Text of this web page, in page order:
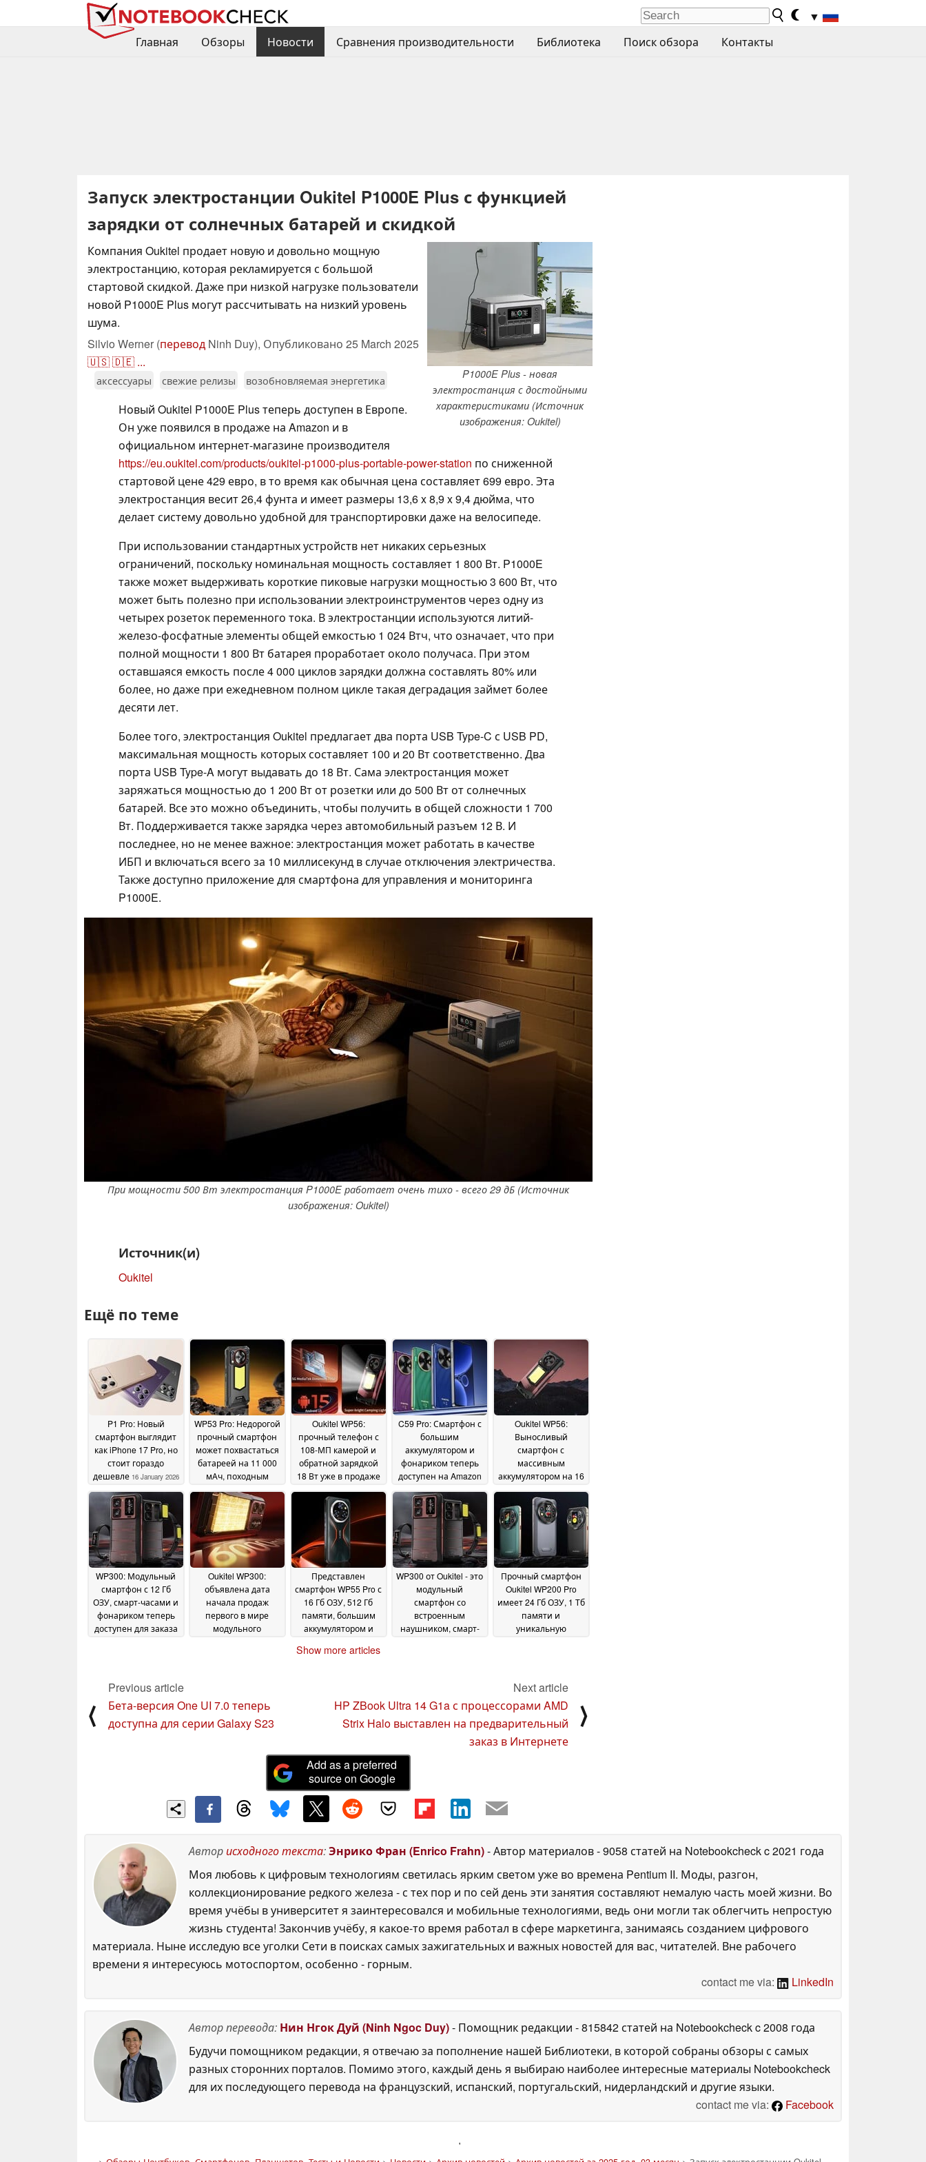
▼
Главная
Обзоры Новости Сравнения производительности Библиотека Поиск обзора Контакты
Запуск электростанции Oukitel P1000E Plus с функцией
зарядки от солнечных батарей и скидкой
P1000E Plus - новая
электростанция с достойными
характеристиками (Источник
изображения: Oukitel)
Компания Oukitel продает новую и довольно мощную
электростанцию, которая рекламируется с большой
стартовой скидкой. Даже при низкой нагрузке пользователи
новой P1000E Plus могут рассчитывать на низкий уровень
шума.
Silvio Werner (перевод Ninh Duy), Опубликовано 25 March 2025
🇺🇸🇩🇪 ...
аксессуары свежие релизы возобновляемая энергетика
Новый Oukitel P1000E Plus теперь доступен в Европе.
Он уже появился в продаже на Amazon и в
официальном интернет-магазине производителя
https://eu.oukitel.com/products/oukitel-p1000-plus-portable-power-station по сниженной
стартовой цене 429 евро, в то время как обычная цена составляет 699 евро. Эта
электростанция весит 26,4 фунта и имеет размеры 13,6 x 8,9 x 9,4 дюйма, что
делает систему довольно удобной для транспортировки даже на велосипеде.
При использовании стандартных устройств нет никаких серьезных
ограничений, поскольку номинальная мощность составляет 1 800 Вт. P1000E
также может выдерживать короткие пиковые нагрузки мощностью 3 600 Вт, что
может быть полезно при использовании электроинструментов через одну из
четырех розеток переменного тока. В электростанции используются литий-
железо-фосфатные элементы общей емкостью 1 024 Втч, что означает, что при
полной мощности 1 800 Вт батарея проработает около получаса. При этом
оставшаяся емкость после 4 000 циклов зарядки должна составлять 80% или
более, но даже при ежедневном полном цикле такая деградация займет более
десяти лет.
Более того, электростанция Oukitel предлагает два порта USB Type-C с USB PD,
максимальная мощность которых составляет 100 и 20 Вт соответственно. Два
порта USB Type-A могут выдавать до 18 Вт. Сама электростанция может
заряжаться мощностью до 1 200 Вт от розетки или до 500 Вт от солнечных
батарей. Все это можно объединить, чтобы получить в общей сложности 1 700
Вт. Поддерживается также зарядка через автомобильный разъем 12 В. И
последнее, но не менее важное: электростанция может работать в качестве
ИБП и включаться всего за 10 миллисекунд в случае отключения электричества.
Также доступно приложение для смартфона для управления и мониторинга
P1000E.
При мощности 500 Вт электростанция P1000E работает очень тихо - всего 29 дБ (Источник
изображения: Oukitel)
Источник(и)
Oukitel
Ещё по теме
P1 Pro: Новый
смартфон выглядит
как iPhone 17 Pro, но
стоит гораздо
дешевле 16 January 2026
WP53 Pro: Недорогой
прочный смартфон
может похвастаться
батареей на 11 000
мАч, походным
дюймовым
дисплеем16 July 2025
Oukitel WP56:
прочный телефон с
108-МП камерой и
обратной зарядкой
18 Вт уже в продаже
07 July 2025
C59 Pro: Смартфон с
большим
аккумулятором и
фонариком теперь
доступен на Amazon
23
June 2025
Oukitel WP56:
Выносливый
смартфон с
массивным
аккумулятором на 16
фонарем и камерой
108 МП21 June 2025
WP300: Модульный
смартфон с 12 Гб
ОЗУ, смарт-часами и
фонариком теперь
доступен для заказа
Oukitel WP300:
объявлена дата
начала продаж
первого в мире
модульного
Представлен
смартфон WP55 Pro с
16 Гб ОЗУ, 512 Гб
памяти, большим
аккумулятором и
видения13 May 2025
WP300 от Oukitel - это
модульный
смартфон со
встроенным
наушником, смарт-
Прочный смартфон
Oukitel WP200 Pro
имеет 24 Гб ОЗУ, 1 Тб
памяти и
уникальную
Show more articles
⟨
Previous article
Бета-версия One UI 7.0 теперь
доступна для серии Galaxy S23
Next article
HP ZBook Ultra 14 G1a с процессорами AMD
Strix Halo выставлен на предварительный
заказ в Интернете
⟩
Add as a preferred
source on Google
Авторисходного текста:Энрико Фран (Enrico Frahn)- Автор материалов- 9058 статей на Notebookcheckc 2021 года
Моя любовь к цифровым технологиям светилась ярким светом уже во времена Pentium II. Моды, разгон,
коллекционирование редкого железа - с тех пор и по сей день эти занятия составляют немалую часть моей жизни. Во
время учёбы в университет я заинтересовался и мобильные технологиями, ведь они могли так облегчить непростую
жизнь студента! Закончив учёбу, я какое-то время работал в сфере маркетинга, занимаясь созданием цифрового
материала. Ныне исследую все уголки Сети в поисках самых зажигательных и важных новостей для вас, читателей. Вне рабочего
времени я интересуюсь мотоспортом, особенно - горным.
contact me via:
LinkedIn
Автор перевода: Нин Нгок Дуй (Ninh Ngoc Duy)- Помощник редакции - 815842 статей на Notebookcheckc 2008 года
Будучи помощником редакции, я отвечаю за пополнение нашей Библиотеки, в которой собраны обзоры с самых
разных сторонних порталов. Помимо этого, каждый день я выбираю наиболее интересные материалы Notebookcheck
для их последующего перевода на французский, испанский, португальский, нидерландский и другие языки.
contact me via:
Facebook
'